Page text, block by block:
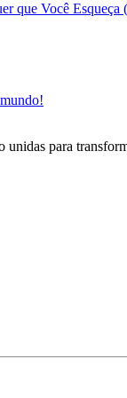
que Você
para